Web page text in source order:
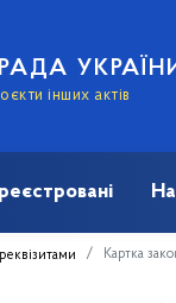
інших актів
Картка